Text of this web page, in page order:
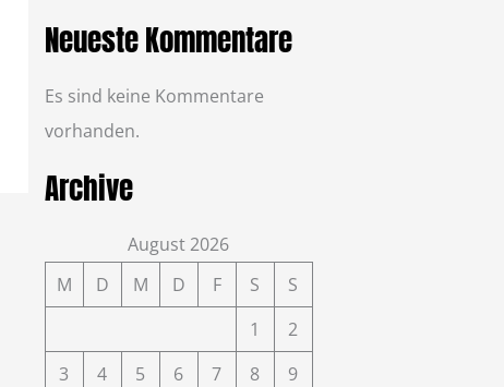
Neueste Kommentare
Es sind keine Kommentare
vorhanden.
Archive
August 2026
M
D M D F S
S
1
2
3
4 5 6 7 8
9